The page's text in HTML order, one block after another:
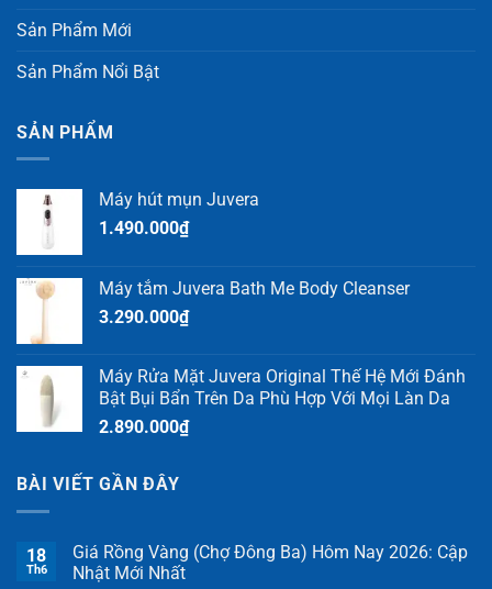
Sản Phẩm Mới
Sản Phẩm Nổi Bật
SẢN PHẨM
Máy hút mụn Juvera
1.490.000₫
Máy tắm Juvera Bath Me Body Cleanser
3.290.000₫
Máy Rửa Mặt Juvera Original Thế Hệ Mới Đánh
Bật Bụi Bẩn Trên Da Phù Hợp Với Mọi Làn Da
2.890.000₫
BÀI VIẾT GẦN ĐÂY
18
Th6
Giá Rồng Vàng (Chợ Đông Ba) Hôm Nay 2026: Cập
Nhật Mới Nhất